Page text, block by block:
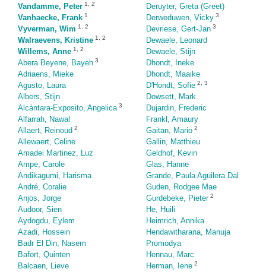
Vandamme, Peter 1 2
Vanhaecke, Frank 1
Vyverman, Wim 1 2
Walraevens, Kristine 1 2
Willems, Anne 1 2
Abera Beyene, Bayeh 3
Adriaens, Mieke
Agusto, Laura
Albers, Stijn
Alcántara-Exposito, Angelica 3
Alfarrah, Nawal
Allaert, Reinoud 2
Allewaert, Celine
Amadei Martinez, Luz
Ampe, Carole
Andikagumi, Harisma
André, Coralie
Anjos, Jorge
Audoor, Sien
Aydogdu, Eylem
Azadi, Hossein
Badr El Din, Nasem
Bafort, Quinten
Balcaen, Lieve
Deruyter, Greta (Greet)
Derweduwen, Vicky 3
Devriese, Gert-Jan 3
Dewaele, Leonard
Dewaele, Stijn
Dhondt, Ineke
Dhondt, Maaike
D'Hondt, Sofie 2 3
Dowsett, Mark
Dujardin, Frederic
Frankl, Amaury
Gaitan, Mario 2
Gallin, Matthieu
Geldhof, Kevin
Glas, Hanne
Grande, Paula Aguilera Dal
Guden, Rodgee Mae
Gurdebeke, Pieter 2
He, Huili
Heimrich, Annika
Hendawitharana, Manuja
Promodya
Hennau, Marc
Herman, Iene 2